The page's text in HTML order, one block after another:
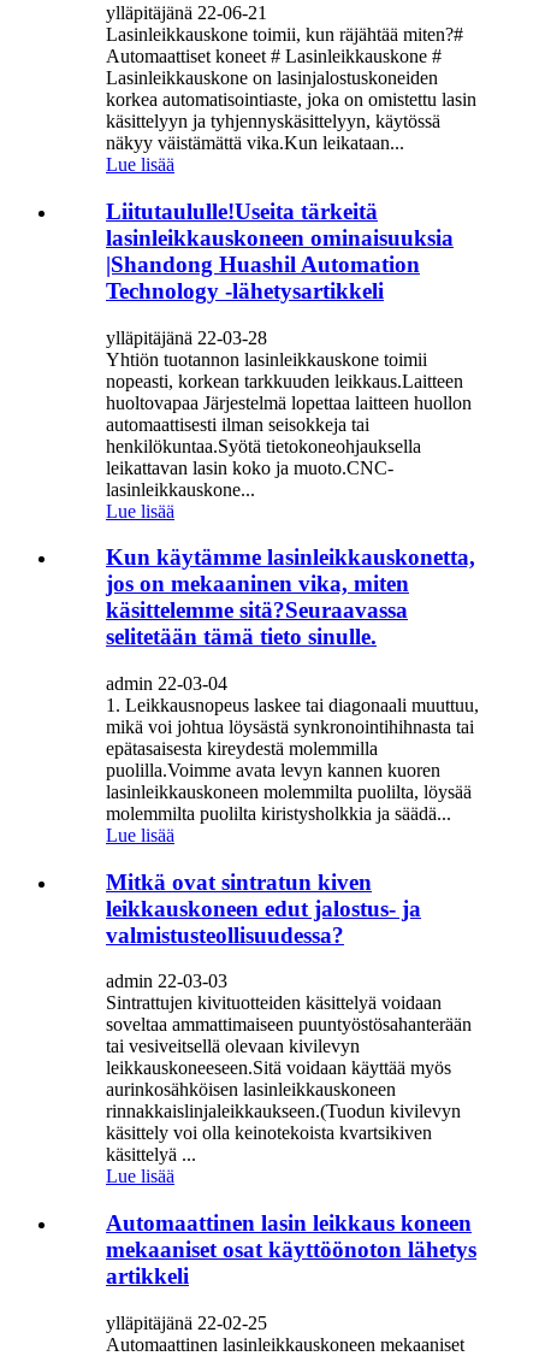
ylläpitäjänä 22-06-21
Lasinleikkauskone toimii, kun räjähtää miten?#
Automaattiset koneet # Lasinleikkauskone #
Lasinleikkauskone on lasinjalostuskoneiden
korkea automatisointiaste, joka on omistettu lasin
käsittelyyn ja tyhjennyskäsittelyyn, käytössä
näkyy väistämättä vika.Kun leikataan...
Lue lisää
Liitutaululle!Useita tärkeitä
lasinleikkauskoneen ominaisuuksia
|Shandong Huashil Automation
Technology -lähetysartikkeli
ylläpitäjänä 22-03-28
Yhtiön tuotannon lasinleikkauskone toimii
nopeasti, korkean tarkkuuden leikkaus.Laitteen
huoltovapaa Järjestelmä lopettaa laitteen huollon
automaattisesti ilman seisokkeja tai
henkilökuntaa.Syötä tietokoneohjauksella
leikattavan lasin koko ja muoto.CNC-
lasinleikkauskone...
Lue lisää
Kun käytämme lasinleikkauskonetta,
jos on mekaaninen vika, miten
käsittelemme sitä?Seuraavassa
selitetään tämä tieto sinulle.
admin 22-03-04
1. Leikkausnopeus laskee tai diagonaali muuttuu,
mikä voi johtua löysästä synkronointihihnasta tai
epätasaisesta kireydestä molemmilla
puolilla.Voimme avata levyn kannen kuoren
lasinleikkauskoneen molemmilta puolilta, löysää
molemmilta puolilta kiristysholkkia ja säädä...
Lue lisää
Mitkä ovat sintratun kiven
leikkauskoneen edut jalostus- ja
valmistusteollisuudessa?
admin 22-03-03
Sintrattujen kivituotteiden käsittelyä voidaan
soveltaa ammattimaiseen puuntyöstösahanterään
tai vesiveitsellä olevaan kivilevyn
leikkauskoneeseen.Sitä voidaan käyttää myös
aurinkosähköisen lasinleikkauskoneen
rinnakkaislinjaleikkaukseen.(Tuodun kivilevyn
käsittely voi olla keinotekoista kvartsikiven
käsittelyä ...
Lue lisää
Automaattinen lasin leikkaus koneen
mekaaniset osat käyttöönoton lähetys
artikkeli
ylläpitäjänä 22-02-25
Automaattinen lasinleikkauskoneen mekaaniset